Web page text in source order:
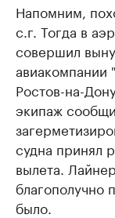
Напомним,
с.г. Тогда в
совершил
авиакомпании
Ростов-на-
экипаж
судна принял
вылета.
благополучно
было.